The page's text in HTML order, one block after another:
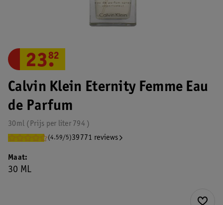
Calvin Klein Eternity Femme Eau
de Parfum
30ml 794
Prijs per liter
(4.59/5)39771 reviews
23.
82
Maat
30 ML